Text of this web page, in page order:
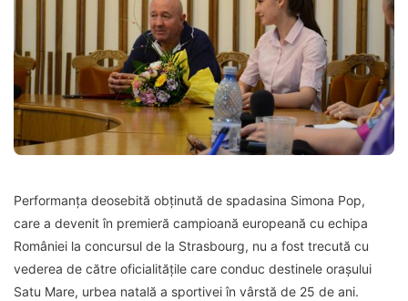
Performanța deosebită obținută de spadasina Simona Pop,
care a devenit în premieră campioană europeană cu echipa
României la concursul de la Strasbourg, nu a fost trecută cu
vederea de către oficialitățile care conduc destinele orașului
Satu Mare, urbea natală a sportivei în vârstă de 25 de ani.